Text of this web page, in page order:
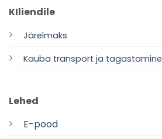
KIliendile
Järelmaks
Kauba transport ja tagastamine
Lehed
E-pood